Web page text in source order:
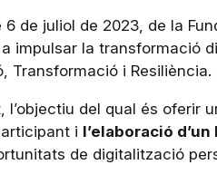
de juliol de 2023, de la
impulsar la transformació
Transformació i Resiliència.
del qual és oferir
i l’elaboració d’un
de digitalització